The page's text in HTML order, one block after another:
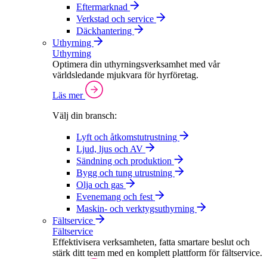
Eftermarknad
Verkstad och service
Däckhantering
Uthyrning
Uthyrning
Optimera din uthyrningsverksamhet med vår
världsledande mjukvara för hyrföretag.
Läs mer
Välj din bransch:
Lyft och åtkomstutrustning
Ljud, ljus och AV
Sändning och produktion
Bygg och tung utrustning
Olja och gas
Evenemang och fest
Maskin- och verktygsuthyrning
Fältservice
Fältservice
Effektivisera verksamheten, fatta smartare beslut och
stärk ditt team med en komplett plattform för fältservice.